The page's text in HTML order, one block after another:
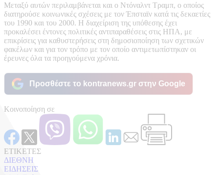
Μεταξύ αυτών περιλαμβάνεται και ο Ντόναλντ Τραμπ, ο οποίος
διατηρούσε κοινωνικές σχέσεις με τον Έπσταϊν κατά τις δεκαετίες
του 1990 και του 2000. Η διαχείριση της υπόθεσης έχει
προκαλέσει έντονες πολιτικές αντιπαραθέσεις στις ΗΠΑ, με
επικρίσεις για καθυστερήσεις στη δημοσιοποίηση των σχετικών
φακέλων και για τον τρόπο με τον οποίο αντιμετωπίστηκαν οι
έρευνες όλα τα προηγούμενα χρόνια.
Προσθέστε το kontranews.gr στην Google
Κοινοποίηση σε
ΕΤΙΚΕΤΕΣ
ΔΙΕΘΝΗ
ΕΙΔΗΣΕΙΣ